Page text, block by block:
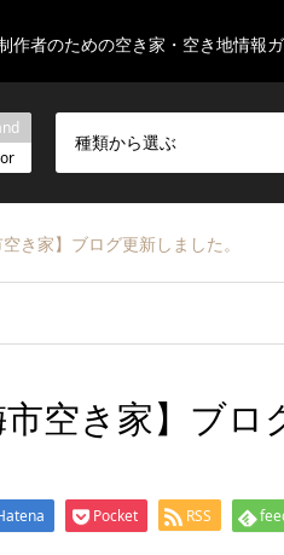
作者のための空き家・空き地情報
or
種類から選ぶ
空き家】ブログ更新しました。
市空き家】ブロ
Pocket RSS